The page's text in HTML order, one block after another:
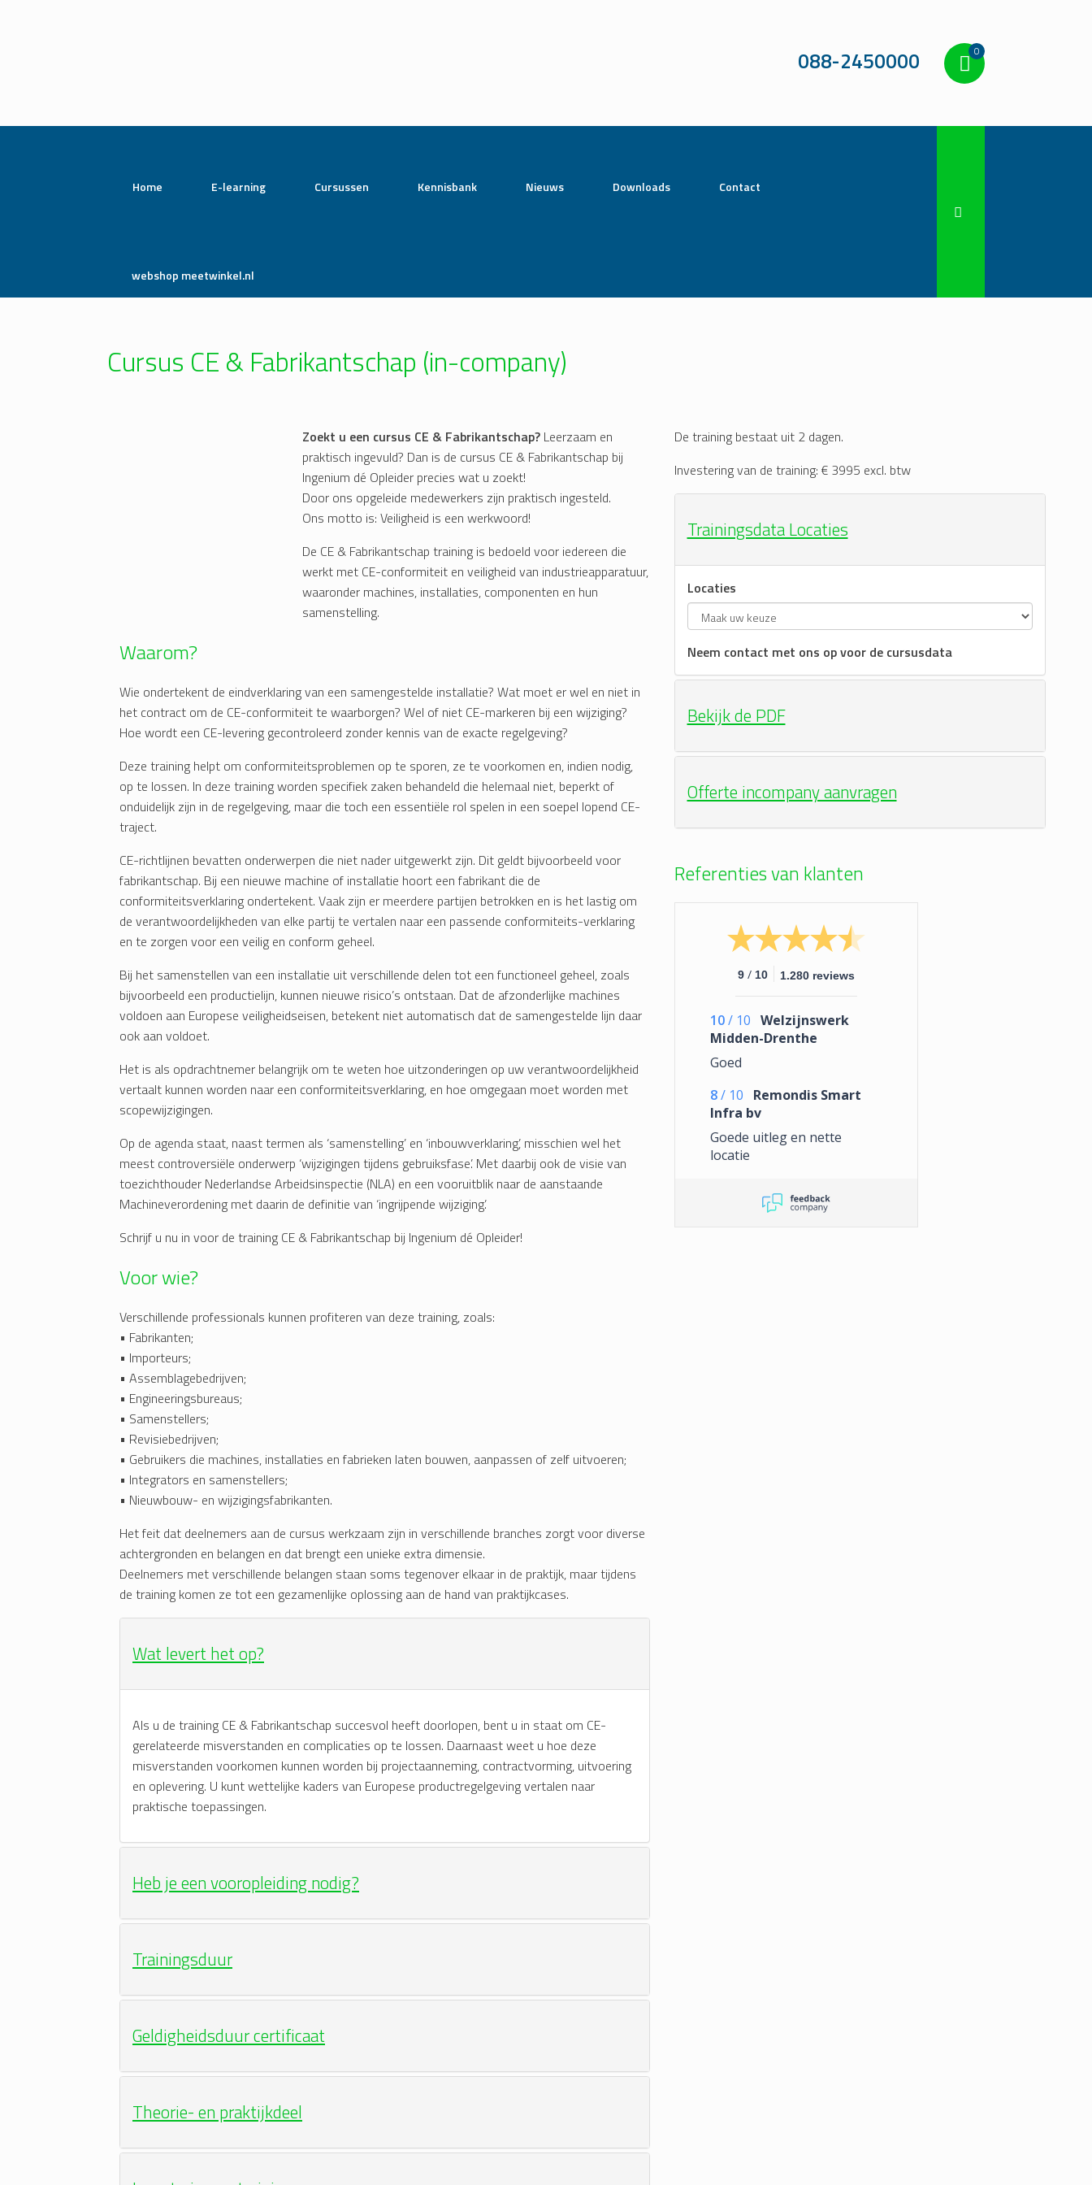
088-2450000 0
Home E-learning Cursussen Kennisbank Nieuws Downloads Contact
webshop meetwinkel.nl
Cursus CE & Fabrikantschap (in-company)
Zoekt u een cursus CE & Fabrikantschap? Leerzaam en
praktisch ingevuld? Dan is de cursus CE & Fabrikantschap bij
Ingenium dé Opleider precies wat u zoekt!
Door ons opgeleide medewerkers zijn praktisch ingesteld.
Ons motto is: Veiligheid is een werkwoord!
De CE & Fabrikantschap training is bedoeld voor iedereen die
werkt met CE-conformiteit en veiligheid van industrieapparatuur,
waaronder machines, installaties, componenten en hun
samenstelling.
Waarom?
Wie ondertekent de eindverklaring van een samengestelde installatie? Wat moet er wel en niet in
het contract om de CE-conformiteit te waarborgen? Wel of niet CE-markeren bij een wijziging?
Hoe wordt een CE-levering gecontroleerd zonder kennis van de exacte regelgeving?
Deze training helpt om conformiteitsproblemen op te sporen, ze te voorkomen en, indien nodig,
op te lossen. In deze training worden specifiek zaken behandeld die helemaal niet, beperkt of
onduidelijk zijn in de regelgeving, maar die toch een essentiële rol spelen in een soepel lopend CE-
traject.
CE-richtlijnen bevatten onderwerpen die niet nader uitgewerkt zijn. Dit geldt bijvoorbeeld voor
fabrikantschap. Bij een nieuwe machine of installatie hoort een fabrikant die de
conformiteitsverklaring ondertekent. Vaak zijn er meerdere partijen betrokken en is het lastig om
de verantwoordelijkheden van elke partij te vertalen naar een passende conformiteits-verklaring
en te zorgen voor een veilig en conform geheel.
Bij het samenstellen van een installatie uit verschillende delen tot een functioneel geheel, zoals
bijvoorbeeld een productielijn, kunnen nieuwe risico’s ontstaan. Dat de afzonderlijke machines
voldoen aan Europese veiligheidseisen, betekent niet automatisch dat de samengestelde lijn daar
ook aan voldoet.
Het is als opdrachtnemer belangrijk om te weten hoe uitzonderingen op uw verantwoordelijkheid
vertaalt kunnen worden naar een conformiteitsverklaring, en hoe omgegaan moet worden met
scopewijzigingen.
Op de agenda staat, naast termen als ‘samenstelling’ en ‘inbouwverklaring’, misschien wel het
meest controversiële onderwerp ‘wijzigingen tijdens gebruiksfase’. Met daarbij ook de visie van
toezichthouder Nederlandse Arbeidsinspectie (NLA) en een vooruitblik naar de aanstaande
Machineverordening met daarin de definitie van ‘ingrijpende wijziging’.
Schrijf u nu in voor de training CE & Fabrikantschap bij Ingenium dé Opleider!
Voor wie?
Verschillende professionals kunnen profiteren van deze training, zoals:
• Fabrikanten;
• Importeurs;
• Assemblagebedrijven;
• Engineeringsbureaus;
• Samenstellers;
• Revisiebedrijven;
• Gebruikers die machines, installaties en fabrieken laten bouwen, aanpassen of zelf uitvoeren;
• Integrators en samenstellers;
• Nieuwbouw- en wijzigingsfabrikanten.
Het feit dat deelnemers aan de cursus werkzaam zijn in verschillende branches zorgt voor diverse
achtergronden en belangen en dat brengt een unieke extra dimensie.
Deelnemers met verschillende belangen staan soms tegenover elkaar in de praktijk, maar tijdens
de training komen ze tot een gezamenlijke oplossing aan de hand van praktijkcases.
Wat levert het op?
Als u de training CE & Fabrikantschap succesvol heeft doorlopen, bent u in staat om CE-
gerelateerde misverstanden en complicaties op te lossen. Daarnaast weet u hoe deze
misverstanden voorkomen kunnen worden bij projectaanneming, contractvorming, uitvoering
en oplevering. U kunt wettelijke kaders van Europese productregelgeving vertalen naar
praktische toepassingen.
Heb je een vooropleiding nodig?
Trainingsduur
Geldigheidsduur certificaat
Theorie- en praktijkdeel
De training bestaat uit 2 dagen.
Investering van de training: € 3995 excl. btw
Trainingsdata Locaties
Locaties
Neem contact met ons op voor de cursusdata
Bekijk de PDF
Offerte incompany aanvragen
Referenties van klanten
9 / 10 1.280 reviews
10 / 10 Welzijnswerk
Midden-Drenthe
Goed
8 / 10
Remondis Smart
Infra bv
Goede uitleg en nette
locatie